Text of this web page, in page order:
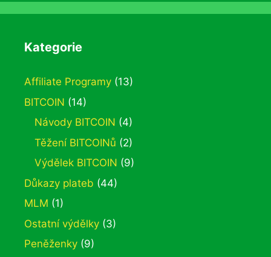
Kategorie
Affiliate Programy (13)
BITCOIN (14)
Návody BITCOIN (4)
Těžení BITCOINů (2)
Výdělek BITCOIN (9)
Důkazy plateb (44)
MLM (1)
Ostatní výdělky (3)
Peněženky (9)